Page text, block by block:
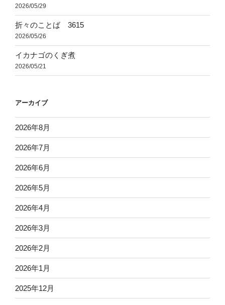
2026/05/29
折々のことば 3615
2026/05/26
イカナゴのくぎ煮
2026/05/21
アーカイブ
2026年8月
2026年7月
2026年6月
2026年5月
2026年4月
2026年3月
2026年2月
2026年1月
2025年12月